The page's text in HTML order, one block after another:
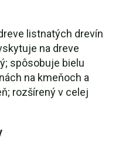
listnatých drevín
na dreve
spôsobuje bielu
na kmeňoch a
rozšírený v celej